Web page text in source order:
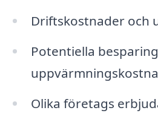
Driftskostnader och
Potentiella
Olika företags